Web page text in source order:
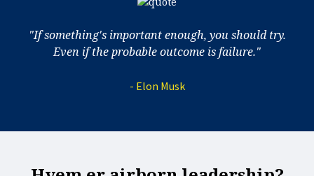
"If something's important enough, you should try.
Even if the probable outcome is failure."
- Elon Musk